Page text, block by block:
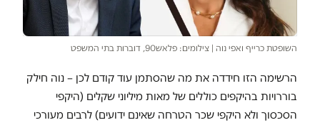
השופטת כרייף ואפי נוה | צילומים: פלאש90, דוברות בתי המשפט
הרשימה הזו חידדה את מה שהסתמן עוד קודם לכן – נוה חילק
בוררויות בהיקפים כוללים של מאות מיליוני שקלים (היקפי
הסכסוך ולא היקפי שכר הטרחה שאינם ידועים) לרבים מעורכי